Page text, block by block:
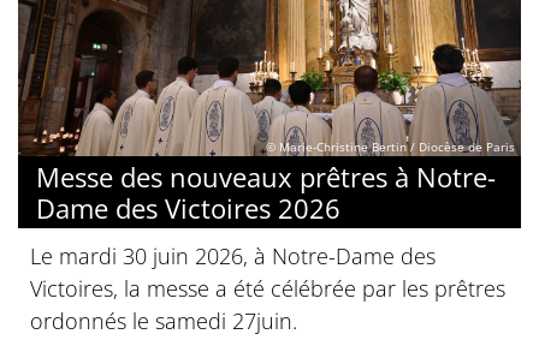
© Marie-Christine Bertin / Diocèse de Paris
Messe des nouveaux prêtres à Notre-
Dame des Victoires 2026
Le mardi 30 juin 2026, à Notre-Dame des
Victoires, la messe a été célébrée par les prêtres
ordonnés le samedi 27juin.